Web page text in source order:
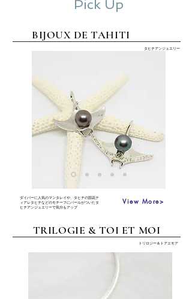
​Pick Up
BIJOUX DE TAHITI
タヒチアンジュエリー
ダイバーに人気のマンタレイや、タヒチの国花テ
ィアレタヒチなどのモチーフにパールがついたタ
ヒチアンジュエリーで気分もアップ
View More>
TRILOGIE & TOI ET MOI
トリロジー＆トアエモア